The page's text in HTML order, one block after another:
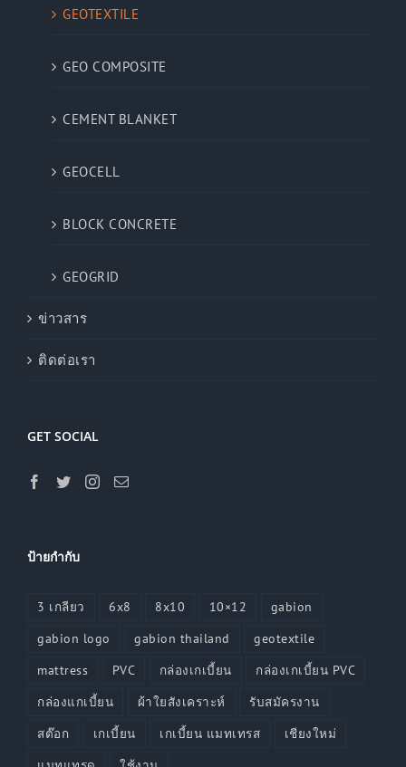
GEOTEXTILE
GEO COMPOSITE
CEMENT BLANKET
GEOCELL
BLOCK CONCRETE
GEOGRID
ข่าวสาร
ติดต่อเรา
GET SOCIAL
ป้ายกำกับ
3 เกลียว 6x8 8x10 10×12
gabion
gabion logo
gabion thailand
geotextile
mattress
PVC กล่องเกเบี้ยน
กล่องเกเบี้ยน PVC
กล่องแกเบี้ยน
ผ้าใยสังเคราะห์
รับสมัครงาน
สต๊อก
เกเบี้ยน เกเบี้ยน แมทเทรส
เชียงใหม่